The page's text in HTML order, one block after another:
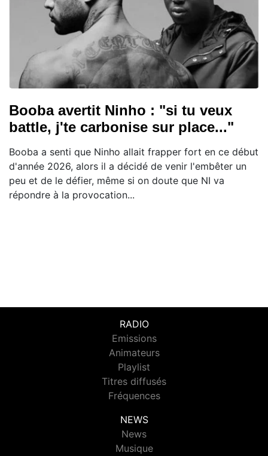
Booba avertit Ninho : "si tu veux
battle, j'te carbonise sur place..."
Booba a senti que Ninho allait frapper fort en ce début
d'année 2026, alors il a décidé de venir l'embêter un
peu et de le défier, même si on doute que NI va
répondre à la provocation...
RADIO
Emissions
Animateurs
Playlist
Titres diffusés
Fréquences
NEWS
News
Musique